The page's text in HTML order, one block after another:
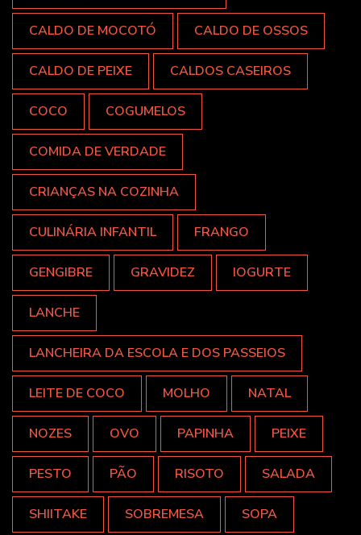
CALDO DE MOCOTÓ CALDO DE OSSOS
CALDO DE PEIXE CALDOS CASEIROS
COCO COGUMELOS
COMIDA DE VERDADE
CRIANÇAS NA COZINHA
CULINÁRIA INFANTIL FRANGO
GENGIBRE GRAVIDEZ IOGURTE
LANCHE
LANCHEIRA DA ESCOLA E DOS PASSEIOS
LEITE DE COCO MOLHO NATAL
NOZES OVO PAPINHA PEIXE
PESTO PÃO RISOTO SALADA
SHIITAKE SOBREMESA SOPA